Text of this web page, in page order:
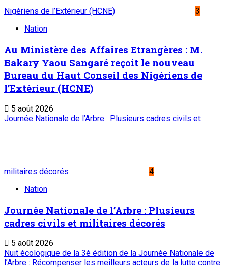
Nigériens de l’Extérieur (HCNE)
3
Nation
Au Ministère des Affaires Etrangères : M.
Bakary Yaou Sangaré reçoit le nouveau
Bureau du Haut Conseil des Nigériens de
l’Extérieur (HCNE)
5 août 2026
Journée Nationale de l’Arbre : Plusieurs cadres civils et
militaires décorés
4
Nation
Journée Nationale de l’Arbre : Plusieurs
cadres civils et militaires décorés
5 août 2026
Nuit écologique de la 3è édition de la Journée Nationale de
l’Arbre : Récompenser les meilleurs acteurs de la lutte contre